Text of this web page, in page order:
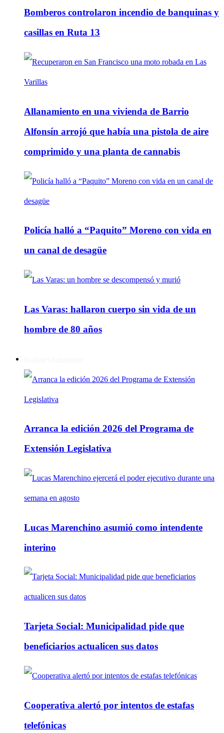
Bomberos controlaron incendio de banquinas y
casillas en Ruta 13
Allanamiento en una vivienda de Barrio
Alfonsín arrojó que había una pistola de aire
comprimido y una planta de cannabis
Policía halló a “Paquito” Moreno con vida en
un canal de desagüe
Las Varas: hallaron cuerpo sin vida de un
hombre de 80 años
Arranca la edición 2026 del Programa de
Extensión Legislativa
Lucas Marenchino asumió como intendente
interino
Tarjeta Social: Municipalidad pide que
beneficiarios actualicen sus datos
Cooperativa alertó por intentos de estafas
telefónicas